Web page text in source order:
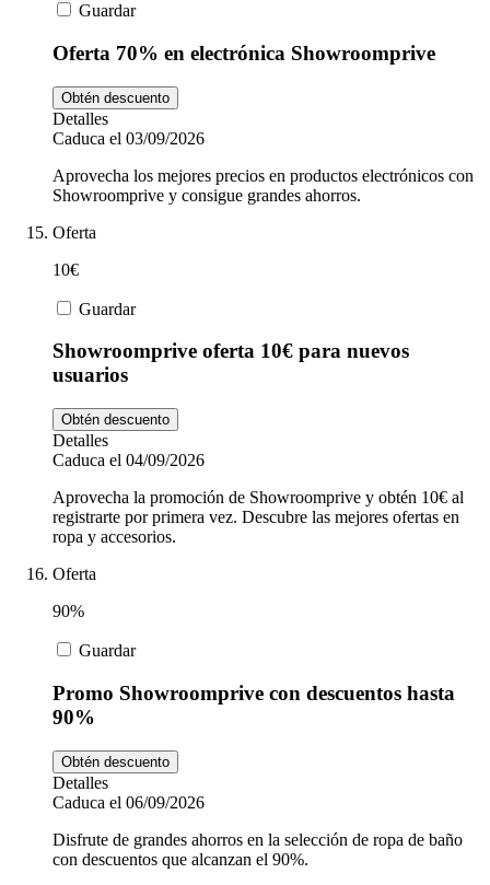
Guardar
Oferta 70% en electrónica Showroomprive
Obtén descuento
Detalles
Caduca el 03/09/2026
Aprovecha los mejores precios en productos electrónicos con
Showroomprive y consigue grandes ahorros.
Oferta
10€
Guardar
Showroomprive oferta 10€ para nuevos
usuarios
Obtén descuento
Detalles
Caduca el 04/09/2026
Aprovecha la promoción de Showroomprive y obtén 10€ al
registrarte por primera vez. Descubre las mejores ofertas en
ropa y accesorios.
Oferta
90%
Guardar
Promo Showroomprive con descuentos hasta
90%
Obtén descuento
Detalles
Caduca el 06/09/2026
Disfrute de grandes ahorros en la selección de ropa de baño
con descuentos que alcanzan el 90%.